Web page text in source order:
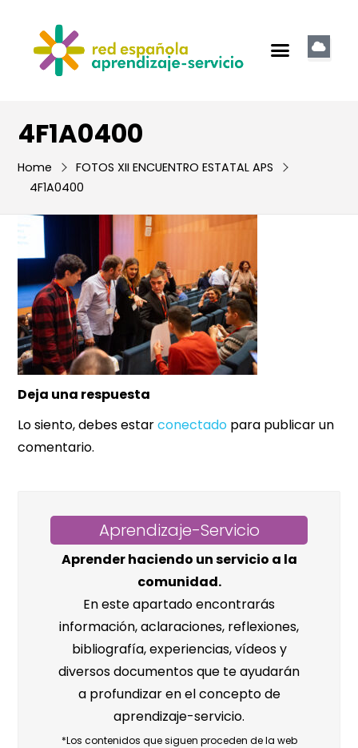
4F1A0400
Home
FOTOS XII ENCUENTRO ESTATAL APS
4F1A0400
Deja una respuesta
Lo siento, debes estarconectado para publicar un
comentario.
Aprendizaje-Servicio
Aprender haciendo un servicio a la
comunidad.
En este apartado encontrarás
información, aclaraciones, reflexiones,
bibliografía, experiencias, vídeos y
diversos documentos que te ayudarán
a profundizar en el concepto de
aprendizaje-servicio.
*Los contenidos que siguen proceden de la web